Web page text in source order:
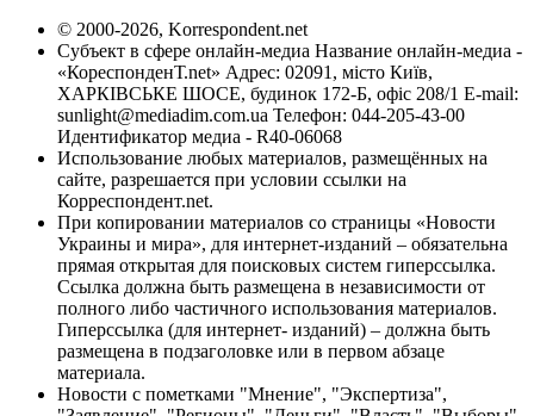
© 2000-2026, Korrespondent.net
Субъект в сфере онлайн-медиа Название онлайн-медиа -
«КореспонденТ.net» Адрес: 02091, місто Київ,
ХАРКІВСЬКЕ ШОСЕ, будинок 172-Б, офіс 208/1 E-mail:
sunlight@mediadim.com.ua Телефон: 044-205-43-00
Идентификатор медиа - R40-06068
Использование любых материалов, размещённых на
сайте, разрешается при условии ссылки на
Корреспондент.net.
При копировании материалов со страницы «Новости
Украины и мира», для интернет-изданий – обязательна
прямая открытая для поисковых систем гиперссылка.
Ссылка должна быть размещена в независимости от
полного либо частичного использования материалов.
Гиперссылка (для интернет- изданий) – должна быть
размещена в подзаголовке или в первом абзаце
материала.
Новости с пометками "Мнение", "Экспертиза",